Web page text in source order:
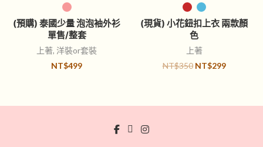
選擇規格
(預購) 泰國少量 泡泡袖外衫
單售/整套
上著, 洋裝or套裝
NT$499
選擇規格
(現貨) 小花鈕扣上衣 兩款顏
色
上著
NT$350 NT$299